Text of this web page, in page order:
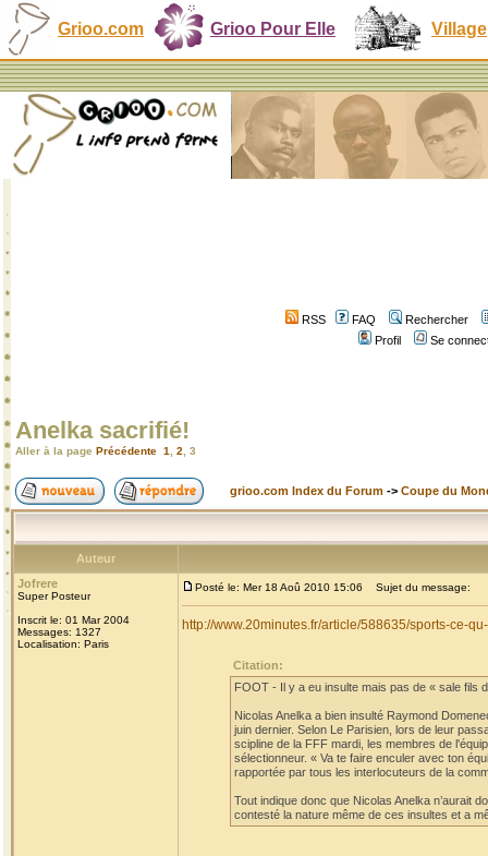
Grioo.com Grioo Pour Elle Village
RSS FAQ
Rechercher
Profil
Se
Anelka sacrifié!
Aller à la page Précédente 1 2 3
grioo.com Index du Forum -> Coupe du
Auteur
Jofrere
Super Posteur
Inscrit le: 01 Mar 2004
Messages: 1327
Localisation: Paris
Posté le: Mer 18 Aoû 2010 15:06 Sujet du message:
http://www.20minutes.fr/article/588635/sports-ce-
Citation:
FOOT - Il y a eu insulte mais pas de « sale fils
Nicolas Anelka a bien insulté Raymond
juin dernier. Selon Le Parisien, lors de leur
scipline de la FFF mardi, les membres de
sélectionneur. « Va te faire enculer avec ton
rapportée par tous les interlocuteurs de la
Tout indique donc que Nicolas Anelka n’aurait
contesté la nature même de ces insultes et a